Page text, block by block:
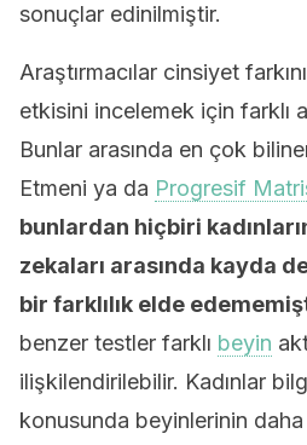
sonuçlar edinilmiştir.
Araştırmacılar cinsiyet
etkisini incelemek için farklı
Bunlar arasında en çok
Etmeni ya da Progresif
bunlardan hiçbiri
zekaları arasında kayda
bir farklılık elde
benzer testler farklı beyin
ilişkilendirilebilir. Kadınlar
konusunda beyinlerinin daha